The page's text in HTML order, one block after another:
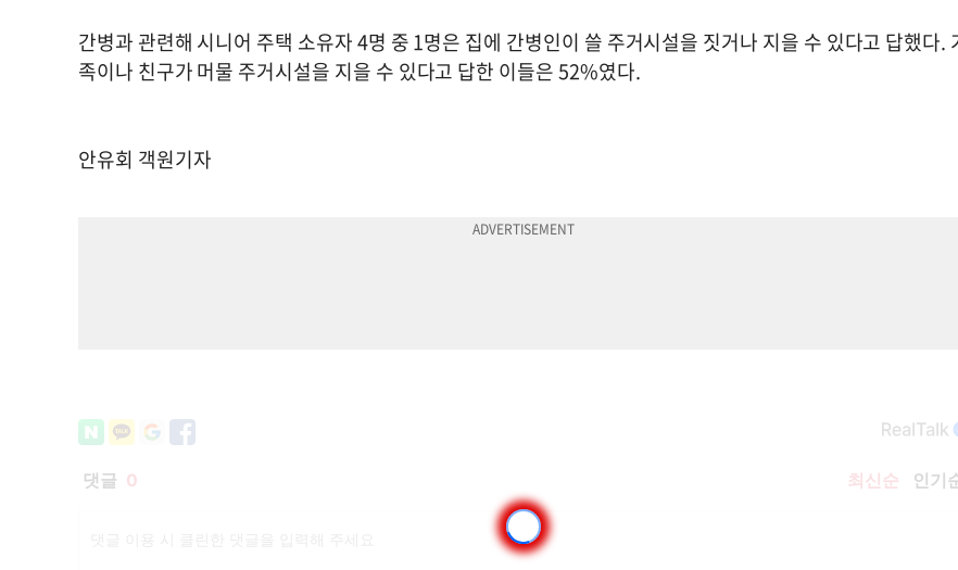
간병과 관련해 시니어 주택 소유자 4명 중 1명은 집에 간병인이 쓸 주거시설을 짓거나 지을 수 있다고 답했다.
족이나 친구가 머물 주거시설을 지을 수 있다고 답한 이들은 52%였다.
안유회 객원기자